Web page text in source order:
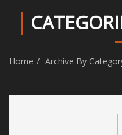
Home Archive By